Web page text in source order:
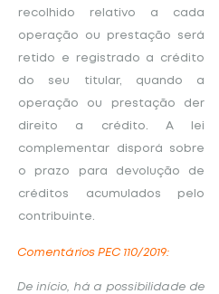
recolhido relativo a cada
operação ou prestação será
retido e registrado a crédito
do seu titular, quando a
operação ou prestação der
direito a crédito. A lei
complementar disporá sobre
o prazo para devolução de
créditos acumulados pelo
contribuinte.
Comentários PEC 110/2019:
De início, há a possibilidade de